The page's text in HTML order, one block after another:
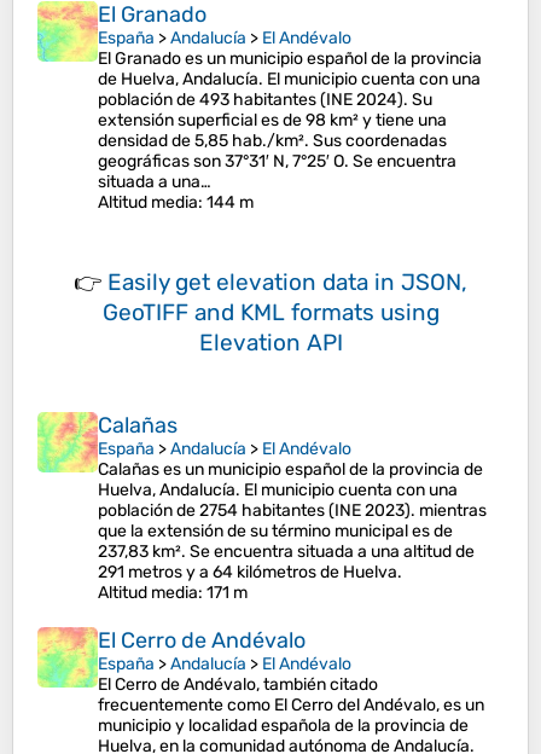
El Granado
España >Andalucía > El Andévalo
El Granado es un municipio español de la provincia
de Huelva, Andalucía. El municipio cuenta con una
población de 493 habitantes (INE 2024). Su
extensión superficial es de 98 km² y tiene una
densidad de 5,85 hab./km². Sus coordenadas
geográficas son 37°31′ N, 7°25′ O. Se encuentra
situada a una…
Altitud media: 144 m
👉 Easily get elevation data in JSON,
GeoTIFF and KML formats using
Elevation API
Calañas
España >Andalucía > El Andévalo
Calañas es un municipio español de la provincia de
Huelva, Andalucía. El municipio cuenta con una
población de 2754 habitantes (INE 2023). mientras
que la extensión de su término municipal es de
237,83 km². Se encuentra situada a una altitud de
291 metros y a 64 kilómetros de Huelva.
Altitud media: 171 m
El Cerro de Andévalo
España >Andalucía > El Andévalo
El Cerro de Andévalo, también citado
frecuentemente como El Cerro del Andévalo, es un
municipio y localidad española de la provincia de
Huelva, en la comunidad autónoma de Andalucía.